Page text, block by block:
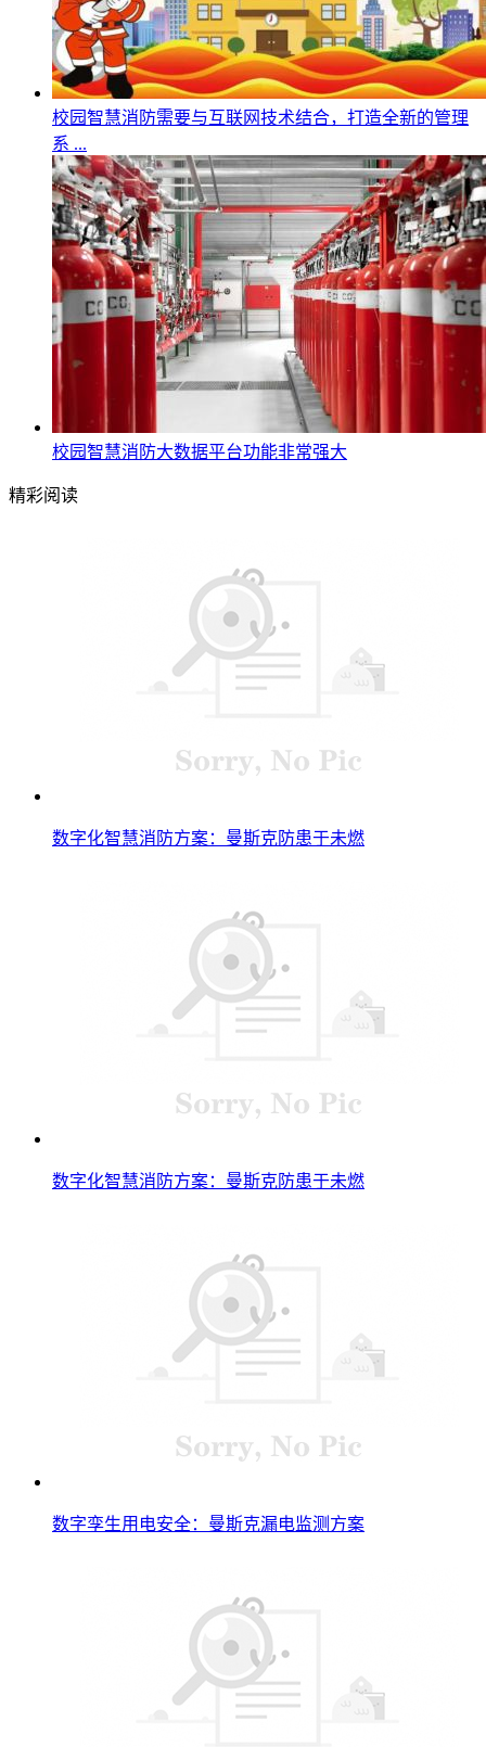
校园智慧消防需要与互联网技术结合，打造全新的管理
系 ...
校园智慧消防大数据平台功能非常强大
精彩阅读
数字化智慧消防方案：曼斯克防患于未燃
数字化智慧消防方案：曼斯克防患于未燃
数字孪生用电安全：曼斯克漏电监测方案